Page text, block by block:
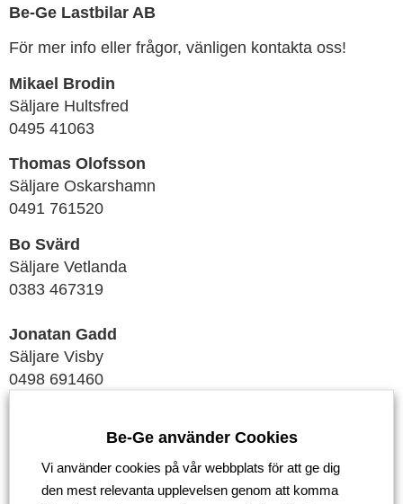
Be-Ge Lastbilar AB
För mer info eller frågor, vänligen kontakta oss!
Mikael Brodin
Säljare Hultsfred
0495 41063
Thomas Olofsson
Säljare Oskarshamn
0491 761520
Bo Svärd
Säljare Vetlanda
0383 467319
Jonatan Gadd
Säljare Visby
0498 691460
att genomföra provkörningen på ett smittsäkert sätt.
Tillbaka
Be-Ge använder Cookies
Vi använder cookies på vår webbplats för att ge dig
den mest relevanta upplevelsen genom att komma